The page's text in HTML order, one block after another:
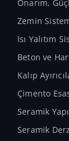
Onarım,
Zemin
Isı Yalıtım
Beton ve
Kalıp
Çimento
Seramik
Seramik